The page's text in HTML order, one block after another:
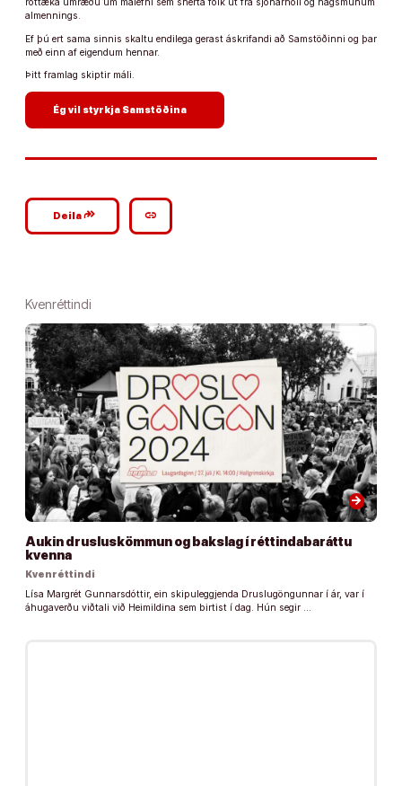
róttæka umræðu um málefni sem snerta fólk út frá sjónarhóli og hagsmunum
almennings.
Ef þú ert sama sinnis skaltu endilega gerast áskrifandi að Samstöðinni og þar
með einn af eigendum hennar.
Þitt framlag skiptir máli.
Ég vil styrkja Samstöðina
Deilagoogle_plus_reshare link
Kvenréttindi
arrow_forward
Aukin drusluskömmun og bakslag í réttindabaráttu
kvenna
Kvenréttindi
Lísa Margrét Gunnarsdóttir, ein skipuleggjenda Druslugöngunnar í ár, var í
áhugaverðu viðtali við Heimildina sem birtist í dag. Hún segir …